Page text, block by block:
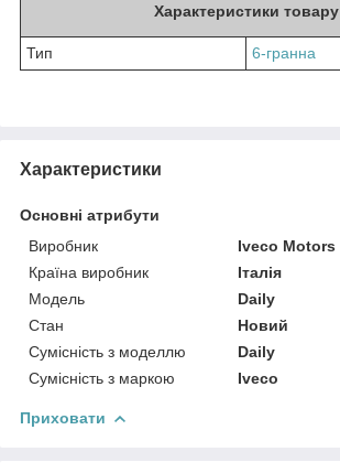
Характеристики товару
Тип 6-гранна
Характеристики
Основні атрибути
Виробник
Iveco Motors
Країна виробник
Італія
Модель
Daily
Стан
Новий
Сумісність з моделлю
Daily
Сумісність з маркою
Iveco
Приховати